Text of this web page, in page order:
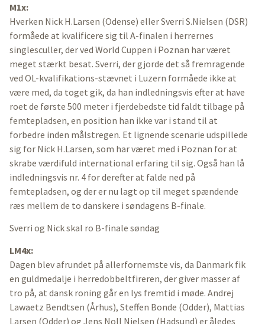
M1x:
Hverken Nick H.Larsen (Odense) eller Sverri S.Nielsen (DSR)
formåede at kvalificere sig til A-finalen i herrernes
singlesculler, der ved World Cuppen i Poznan har været
meget stærkt besat. Sverri, der gjorde det så fremragende
ved OL-kvalifikations-stævnet i Luzern formåede ikke at
være med, da toget gik, da han indledningsvis efter at have
roet de første 500 meter i fjerdebedste tid faldt tilbage på
femtepladsen, en position han ikke var i stand til at
forbedre inden målstregen. Et lignende scenarie udspillede
sig for Nick H.Larsen, som har været med i Poznan for at
skrabe værdifuld international erfaring til sig. Også han lå
indledningsvis nr. 4 for derefter at falde ned på
femtepladsen, og der er nu lagt op til meget spændende
ræs mellem de to danskere i søndagens B-finale.
Sverri og Nick skal ro B-finale søndag
LM4x:
Dagen blev afrundet på allerfornemste vis, da Danmark fik
en guldmedalje i herredobbeltfireren, der giver masser af
tro på, at dansk roning går en lys fremtid i møde. Andrej
Lawaetz Bendtsen (Århus), Steffen Bonde (Odder), Mattias
Larsen (Odder) og Jens Noll Nielsen (Hadsund) er åledes